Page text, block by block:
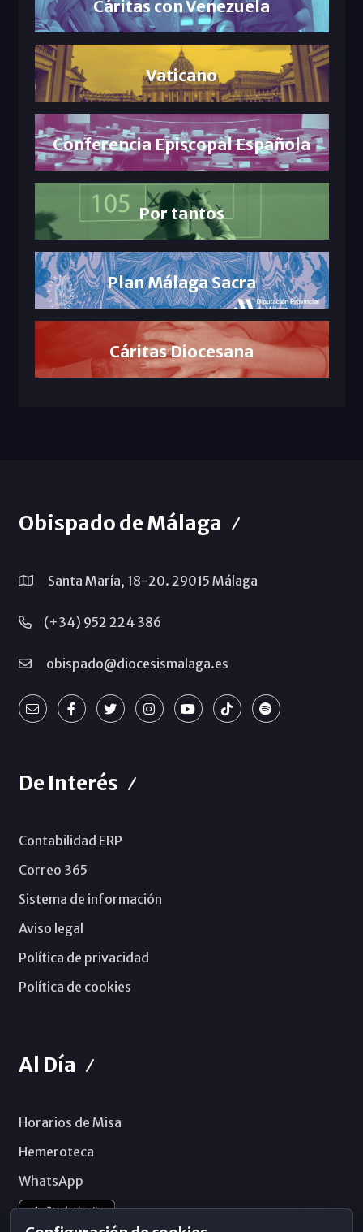
Cáritas con Venezuela
Vaticano
Conferencia Episcopal Española
Por tantos
Plan Málaga Sacra
Cáritas Diocesana
Obispado de Málaga
Santa María, 18-20. 29015 Málaga
(+34) 952 224 386
obispado@diocesismalaga.es
De Interés
Contabilidad ERP
Correo 365
Sistema de información
Aviso legal
Política de privacidad
Política de cookies
Al Día
Horarios de Misa
Hemeroteca
WhatsApp